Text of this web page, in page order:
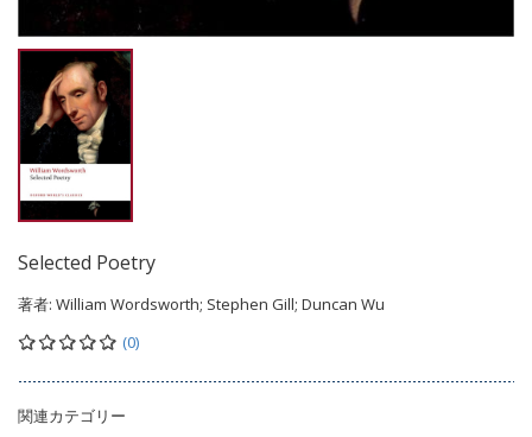
Selected Poetry
著者: William Wordsworth; Stephen Gill; Duncan Wu
(0)
関連カテゴリー